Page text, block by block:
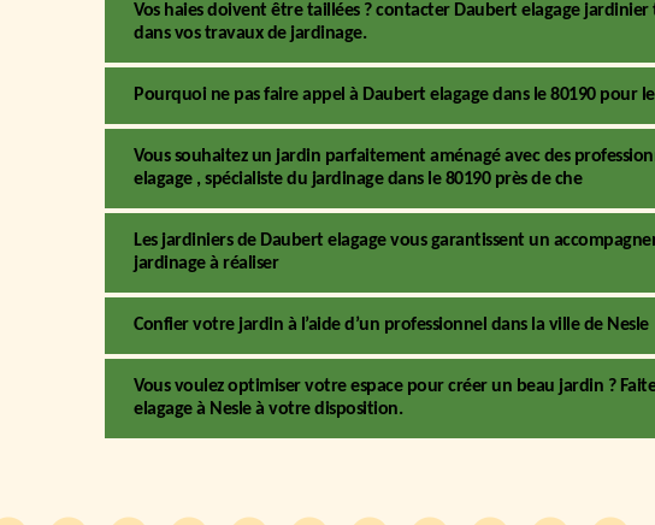
Vos haies doivent être taillées ? contacter Daubert elagage
dans vos travaux de jardinage.
Pourquoi ne pas faire appel à Daubert elagage dans le 80190 pour
Vous souhaitez un jardin parfaitement aménagé avec des
elagage , spécialiste du jardinage dans le 80190 près de che
Les jardiniers de Daubert elagage vous garantissent un
jardinage à réaliser
Confier votre jardin à l’aide d’un professionnel dans la ville de Nesle
Vous voulez optimiser votre espace pour créer un beau jardin ?
elagage à Nesle à votre disposition.